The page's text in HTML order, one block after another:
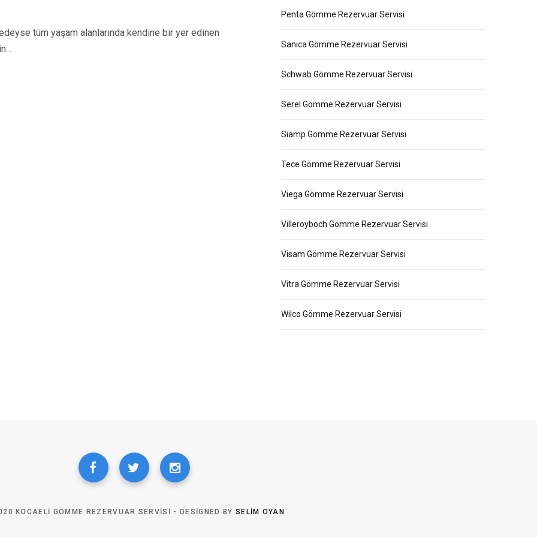
tüm yaşam alanlarında kendine bir yer edinen
Penta Gömme Rezervuar Servisi
Sanica Gömme Rezervuar Servisi
Schwab Gömme Rezervuar Servisi
Serel Gömme Rezervuar Servisi
Siamp Gömme Rezervuar Servisi
Tece Gömme Rezervuar Servisi
Viega Gömme Rezervuar Servisi
Villeroyboch Gömme Rezervuar Servisi
Visam Gömme Rezervuar Servisi
Vitra Gömme Rezervuar Servisi
Wilco Gömme Rezervuar Servisi
KOCAELI GÖMME REZERVUAR SERVISI - DESIGNED BY SELIM OYAN